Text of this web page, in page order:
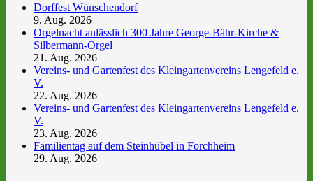
Dorffest Wünschendorf
9. Aug. 2026
Orgelnacht anlässlich 300 Jahre George-Bähr-Kirche &
Silbermann-Orgel
21. Aug. 2026
Vereins- und Gartenfest des Kleingartenvereins Lengefeld e.
V.
22. Aug. 2026
Vereins- und Gartenfest des Kleingartenvereins Lengefeld e.
V.
23. Aug. 2026
Familientag auf dem Steinhübel in Forchheim
29. Aug. 2026